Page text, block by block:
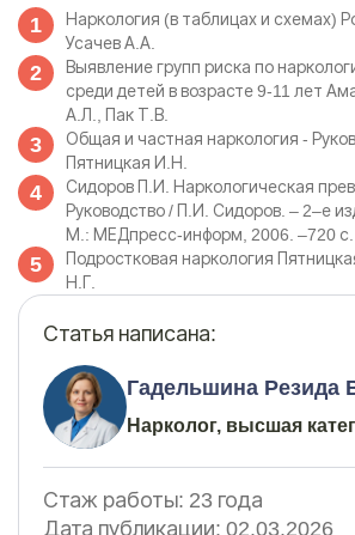
Наркология (в таблицах и схемах)
Усачев А.А.
Выявление групп риска по
среди детей в возрасте 9-11 лет
А.Л., Пак Т.В.
Общая и частная наркология -
Пятницкая И.Н.
Сидоров П.И. Наркологическая
Руководство / П.И. Сидоров. – 2–е
М.: МЕДпресс-информ, 2006. –720 с.
Подростковая наркология
Н.Г.
Статья написана:
Гадельшина Резида
Нарколог, высшая
Стаж работы: 23 года
Дата публикации: 02.03.2026